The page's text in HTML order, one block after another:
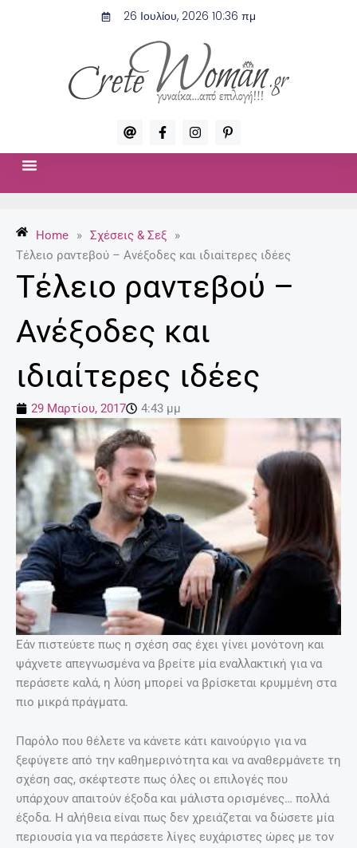
26 Ιουλίου, 2026 10:36 πμ
A
t
F
a
c
-
f
I
n
s
P
i
n
p
Home » Σχέσεις & Σεξ
»
Τέλειο ραντεβού – Ανέξοδες και ιδιαίτερες ιδέες
Τέλειο ραντεβού –
Ανέξοδες και
ιδιαίτερες ιδέες
29 Μαρτίου, 2017 4:43 μμ
Εάν πιστεύετε πως η σχέση σας έχει γίνει μονότονη και
ψάχνετε απεγνωσμένα να βρείτε μία εναλλακτική για να
περάσετε καλά, η λύση μπορεί να βρίσκεται κρυμμένη στα
πιο μικρά πράγματα.
Παρόλο που θέλετε να κάνετε κάτι καινούργιο για να
ξεφύγετε από την καθημερινότητα και να αναθερμάνετε τη
σχέση σας, σκέφτεστε πως όλες οι επιλογές που
υπάρχουν απαιτούν έξοδα και μάλιστα ορισμένες… πολλά
έξοδα. Η αλήθεια είναι πως δεν χρειάζεται να δώσετε μία
περιουσία για να περάσετε λίγες ευχάριστες ώρες με τον